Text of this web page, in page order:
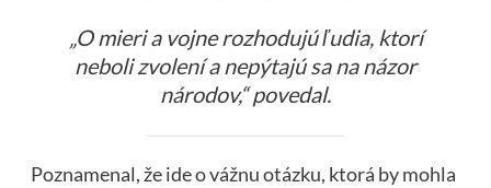
„O mieri a vojne rozhodujú ľudia, ktorí
neboli zvolení a nepýtajú sa na názor
národov,“ povedal.
Poznamenal, že ide o vážnu otázku, ktorá by mohla